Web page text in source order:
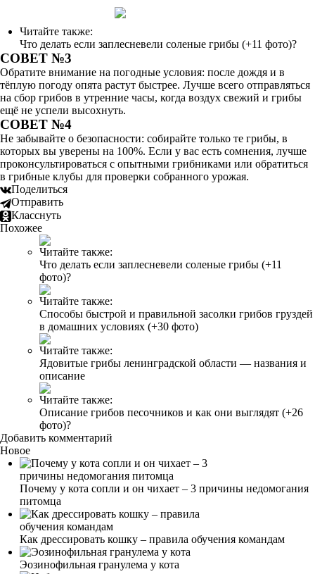
Читайте также:
Что делать если заплесневели соленые грибы (+11 фото)?
СОВЕТ №3
Обратите внимание на погодные условия: после дождя и в
тёплую погоду опята растут быстрее. Лучше всего отправляться
на сбор грибов в утренние часы, когда воздух свежий и грибы
ещё не успели высохнуть.
СОВЕТ №4
Не забывайте о безопасности: собирайте только те грибы, в
которых вы уверены на 100%. Если у вас есть сомнения, лучше
проконсультироваться с опытными грибниками или обратиться
в грибные клубы для проверки собранного урожая.
Поделиться
Отправить
Класснуть
Похожее
Читайте также:
Что делать если заплесневели соленые грибы (+11
фото)?
Читайте также:
Способы быстрой и правильной засолки грибов груздей
в домашних условиях (+30 фото)
Читайте также:
Ядовитые грибы ленинградской области — названия и
описание
Читайте также:
Описание грибов песочников и как они выглядят (+26
фото)?
Добавить комментарий
Новое
Почему у кота сопли и он чихает – 3 причины недомогания
питомца
Как дрессировать кошку – правила обучения командам
Эозинофильная гранулема у кота